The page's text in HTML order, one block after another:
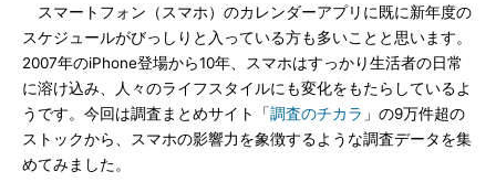
スマートフォン（スマホ）のカレンダーアプリに既に新年度の
スケジュールがびっしりと入っている方も多いことと思います。
2007年のiPhone登場から10年、スマホはすっかり生活者の日常
に溶け込み、人々のライフスタイルにも変化をもたらしているよ
うです。今回は調査まとめサイト「調査のチカラ 」の9万件超の
ストックから、スマホの影響力を象徴するような調査データを集
めてみました。